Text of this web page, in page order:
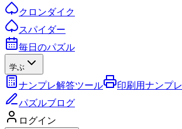
クロンダイク
スパイダー
毎日のパズル
学ぶ
ナンプレ解答ツール 印刷用ナンプレ
パズルブログ
ログイン